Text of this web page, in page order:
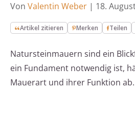
Von Valentin Weber | 18.
Artikel zitieren Merken Teilen
Natursteinmauern sind ein
ein Fundament notwendig ist,
Mauerart und ihrer Funktion ab.